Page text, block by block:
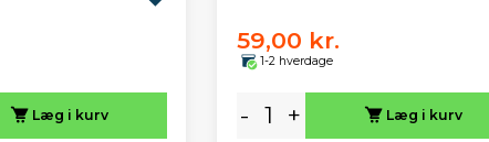
Læg i kurv
59,00 kr.
1-2 hverdage
- + Læg i kurv